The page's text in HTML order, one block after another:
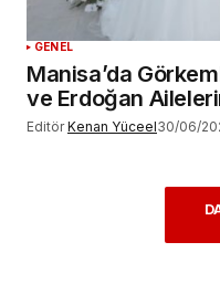
GENEL
Manisa’da
ve Erdoğan
Editör Kenan Yüceel30/06/